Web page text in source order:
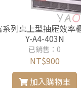
系列桌上型抽屜效率
Y-A4-403N
已銷售：0
NT$900
加入購物車